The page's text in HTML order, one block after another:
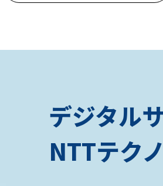
デジタル
NTTテク